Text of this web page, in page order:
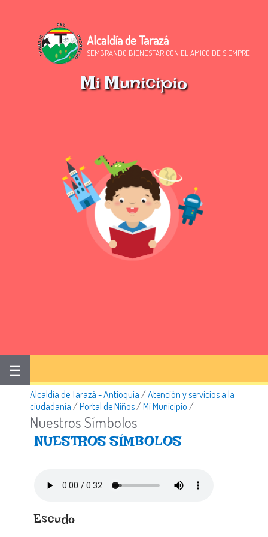
Alcaldía de Tarazá
SEMBRANDO BIENESTAR CON EL AMIGO DE SIEMPRE
Mi Municipio
☰
Alcaldía de Tarazá - Antioquia / Atención y servicios a la
ciudadanía / Portal de Niños/ Mi Municipio /
Nuestros Símbolos
​NUESTROS​ SÍMBOLOS
Escudo